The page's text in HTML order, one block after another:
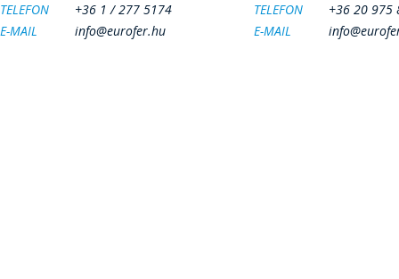
TELEFON
+36 1 / 277 5174
E-MAIL
info@eurofer.hu
TELEFON
+36 20 975
E-MAIL